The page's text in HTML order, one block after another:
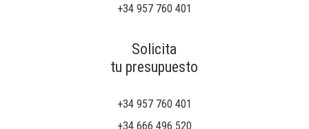
+34 957 760 401
Solicita
tu presupuesto
+34 957 760 401
+34 666 496 520